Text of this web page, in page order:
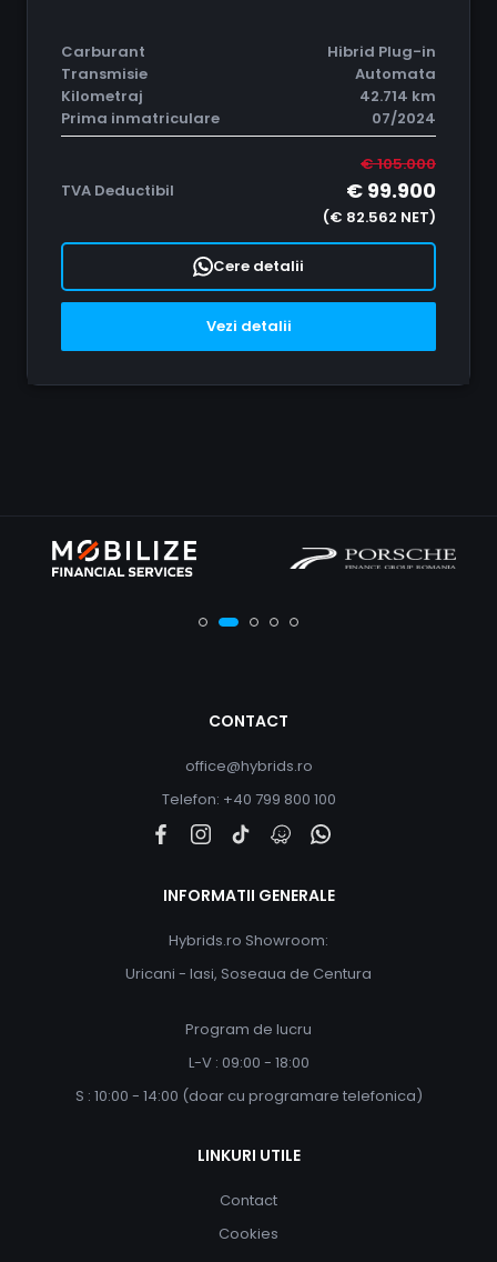
Carburant
Hibrid Plug-in
Transmisie
Automata
Kilometraj
42.714 km
Prima inmatriculare
07/2024
€ 105.000
TVA Deductibil
€ 99.900
(€ 82.562 NET)
Cere detalii
Vezi detalii
CONTACT
office@hybrids.ro
Telefon: +40 799 800 100
INFORMATII GENERALE
Hybrids.ro Showroom:
Uricani - Iasi, Soseaua de Centura
Program de lucru
L-V : 09:00 - 18:00
S : 10:00 - 14:00 (doar cu programare telefonica)
LINKURI UTILE
Contact
Cookies